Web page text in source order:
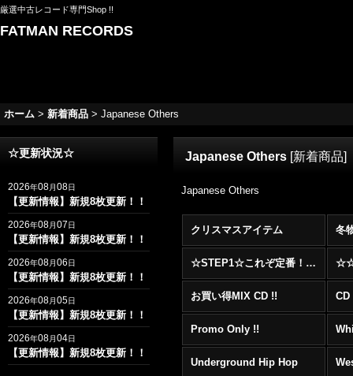
厳選中古レコード専門Shop !!
FATMAN RECORDS
ホーム > 新着商品 > Japanese Others
☆更新状況☆
2026年08月08日
【更新情報】新規8枚更新！！
2026年08月07日
【更新情報】新規8枚更新！！
2026年08月06日
【更新情報】新規8枚更新！！
2026年08月05日
【更新情報】新規8枚更新！！
2026年08月04日
【更新情報】新規8枚更新！！
Japanese Others [新着商品]
Japanese Others
クリスマスアイテム 冬
☆STEP1☆これぞ定番！！まずはここから！2000年代R&BフロアヒットBest 100 !!!
お買い得MIX CD !!
Promo Only !!
Underground Hip Hop